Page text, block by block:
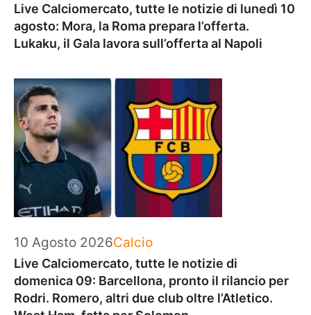
Live Calciomercato, tutte le notizie di lunedì 10
agosto: Mora, la Roma prepara l’offerta.
Lukaku, il Gala lavora sull’offerta al Napoli
10 Agosto 2026Categorie
Calcio
Live Calciomercato, tutte le notizie di
domenica 09: Barcellona, pronto il rilancio per
Rodri. Romero, altri due club oltre l’Atletico.